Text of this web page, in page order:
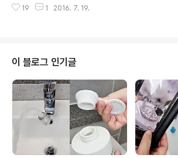
기 위한 '방법'이 아닌 '이유'를 찾아라대부분의 사람들은
한 캔을 사서 마시기도 하는데 이때 어떤 안주를 먹을지 고
함께 오늘 밤 시원한 바람을 맞으며 캔맥주 한 캔 마셔보는
것은 어떨까요? 1. 하림 스모크 닭다리"역시 맥주 안주는
치킨이지"라며 치킨이 생각나지만 한 마리를 먹기에는 부
담스럽다.이럴 때는 숯불에 구운 맛과 통통한 살을 자랑하
는 '스모크 닭다리'가 딱이다. 2. 불닭볶음면매운 맛이 땡긴
다면 '불닭볶음면'을..
19 1 2016. 7. 19.
이 블로그 인기글